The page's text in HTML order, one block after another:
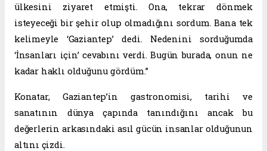
ülkesini ziyaret etmişti. Ona, tekrar dönmek
isteyeceği bir şehir olup olmadığını sordum. Bana tek
kelimeyle ‘Gaziantep’ dedi. Nedenini sorduğumda
‘İnsanları için’ cevabını verdi. Bugün burada, onun ne
kadar haklı olduğunu gördüm.”
Konatar, Gaziantep’in gastronomisi, tarihi ve
sanatının dünya çapında tanındığını ancak bu
değerlerin arkasındaki asıl gücün insanlar olduğunun
altını çizdi.